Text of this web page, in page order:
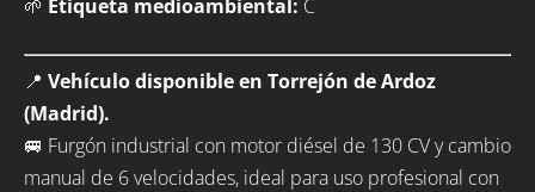
🌱 Etiqueta medioambiental: C
📍 Vehículo disponible en Torrejón de Ardoz
(Madrid).
🚐 Furgón industrial con motor diésel de 130 CV y cambio
manual de 6 velocidades, ideal para uso profesional con